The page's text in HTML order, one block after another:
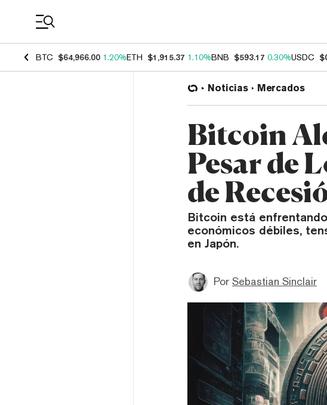
BTC $64,966.00 1.20%ETH $1,915.37 1.10%BNB $593.17 0.30%USDC
Noticias Mercados
Bitcoin
Pesar de
de
Bitcoin está
económicos débiles,
en Japón.
Por Sebastian Sinclair